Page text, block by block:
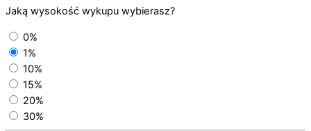
Jaką wysokość wykupu wybierasz?
0%
1%
10%
15%
20%
30%